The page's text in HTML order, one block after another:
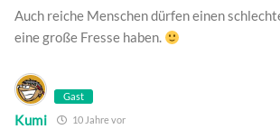
Auch reiche Menschen dürfen einen
eine große Fresse haben.
Gast
Kumi 10 Jahre vor